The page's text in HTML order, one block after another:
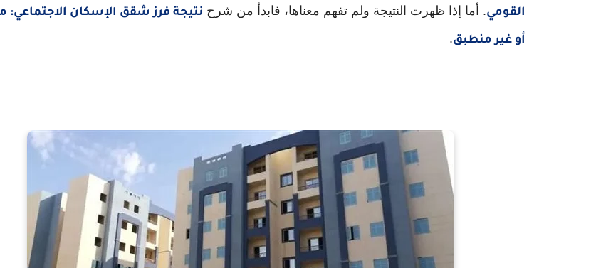
القومي. أما إذا ظهرت النتيجة ولم تفهم معناها، فابدأ من شرح نتيجة فرز شقق الإسكان الاجتماعي:
أو غير منطبق.